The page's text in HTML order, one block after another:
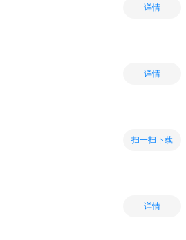
详情
详情
扫一扫下载
详情